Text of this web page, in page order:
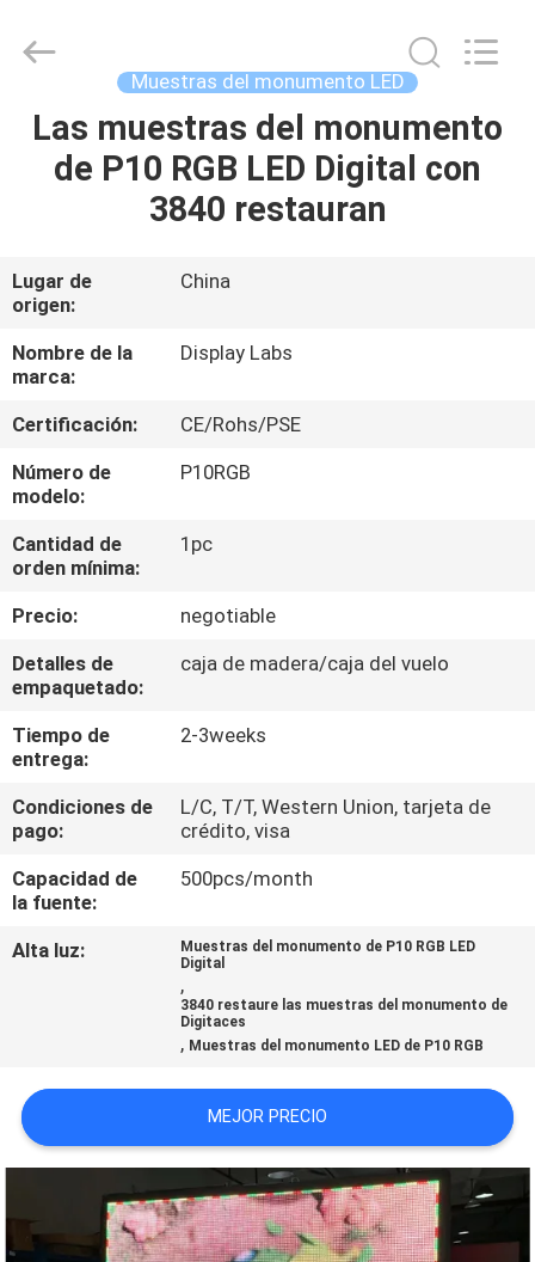
HOGAR
PRODUCTOS
VR
SHOW
SOBRE
NOSOTROS
VIAJE
DE
FÁBRICA
CONTROL
DE
CALIDAD
ÉNTRENOS
EN
CONTACTO
PIDA
CITA
Display
Muestras del monumento LED
Las muestras del monumento
de P10 RGB LED Digital con
3840 restauran
Lugar de
origen:
China
Nombre de la
marca:
Display Labs
Certificación:
CE/Rohs/PSE
Número de
modelo:
P10RGB
Cantidad de
orden mínima:
1pc
Precio:
negotiable
Detalles de
empaquetado:
caja de madera/caja del vuelo
Tiempo de
entrega:
2-3weeks
Condiciones de
pago:
L/C, T/T, Western Union, tarjeta de
crédito, visa
Capacidad de
la fuente:
500pcs/month
Alta luz:
Muestras del monumento de P10 RGB LED
Digital
,
3840 restaure las muestras del monumento de
Digitaces
, Muestras del monumento LED de P10 RGB
MEJOR PRECIO